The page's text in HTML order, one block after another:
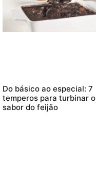
Do básico ao especial: 7
temperos para turbinar o
sabor do feijão